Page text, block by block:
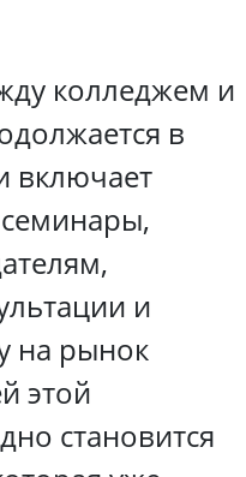
колледжем и
в
включает
и
на рынок
этой
становится